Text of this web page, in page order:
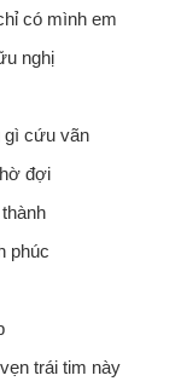
có mình em
nghị
gì cứu vãn
đợi
phúc
trái tim này